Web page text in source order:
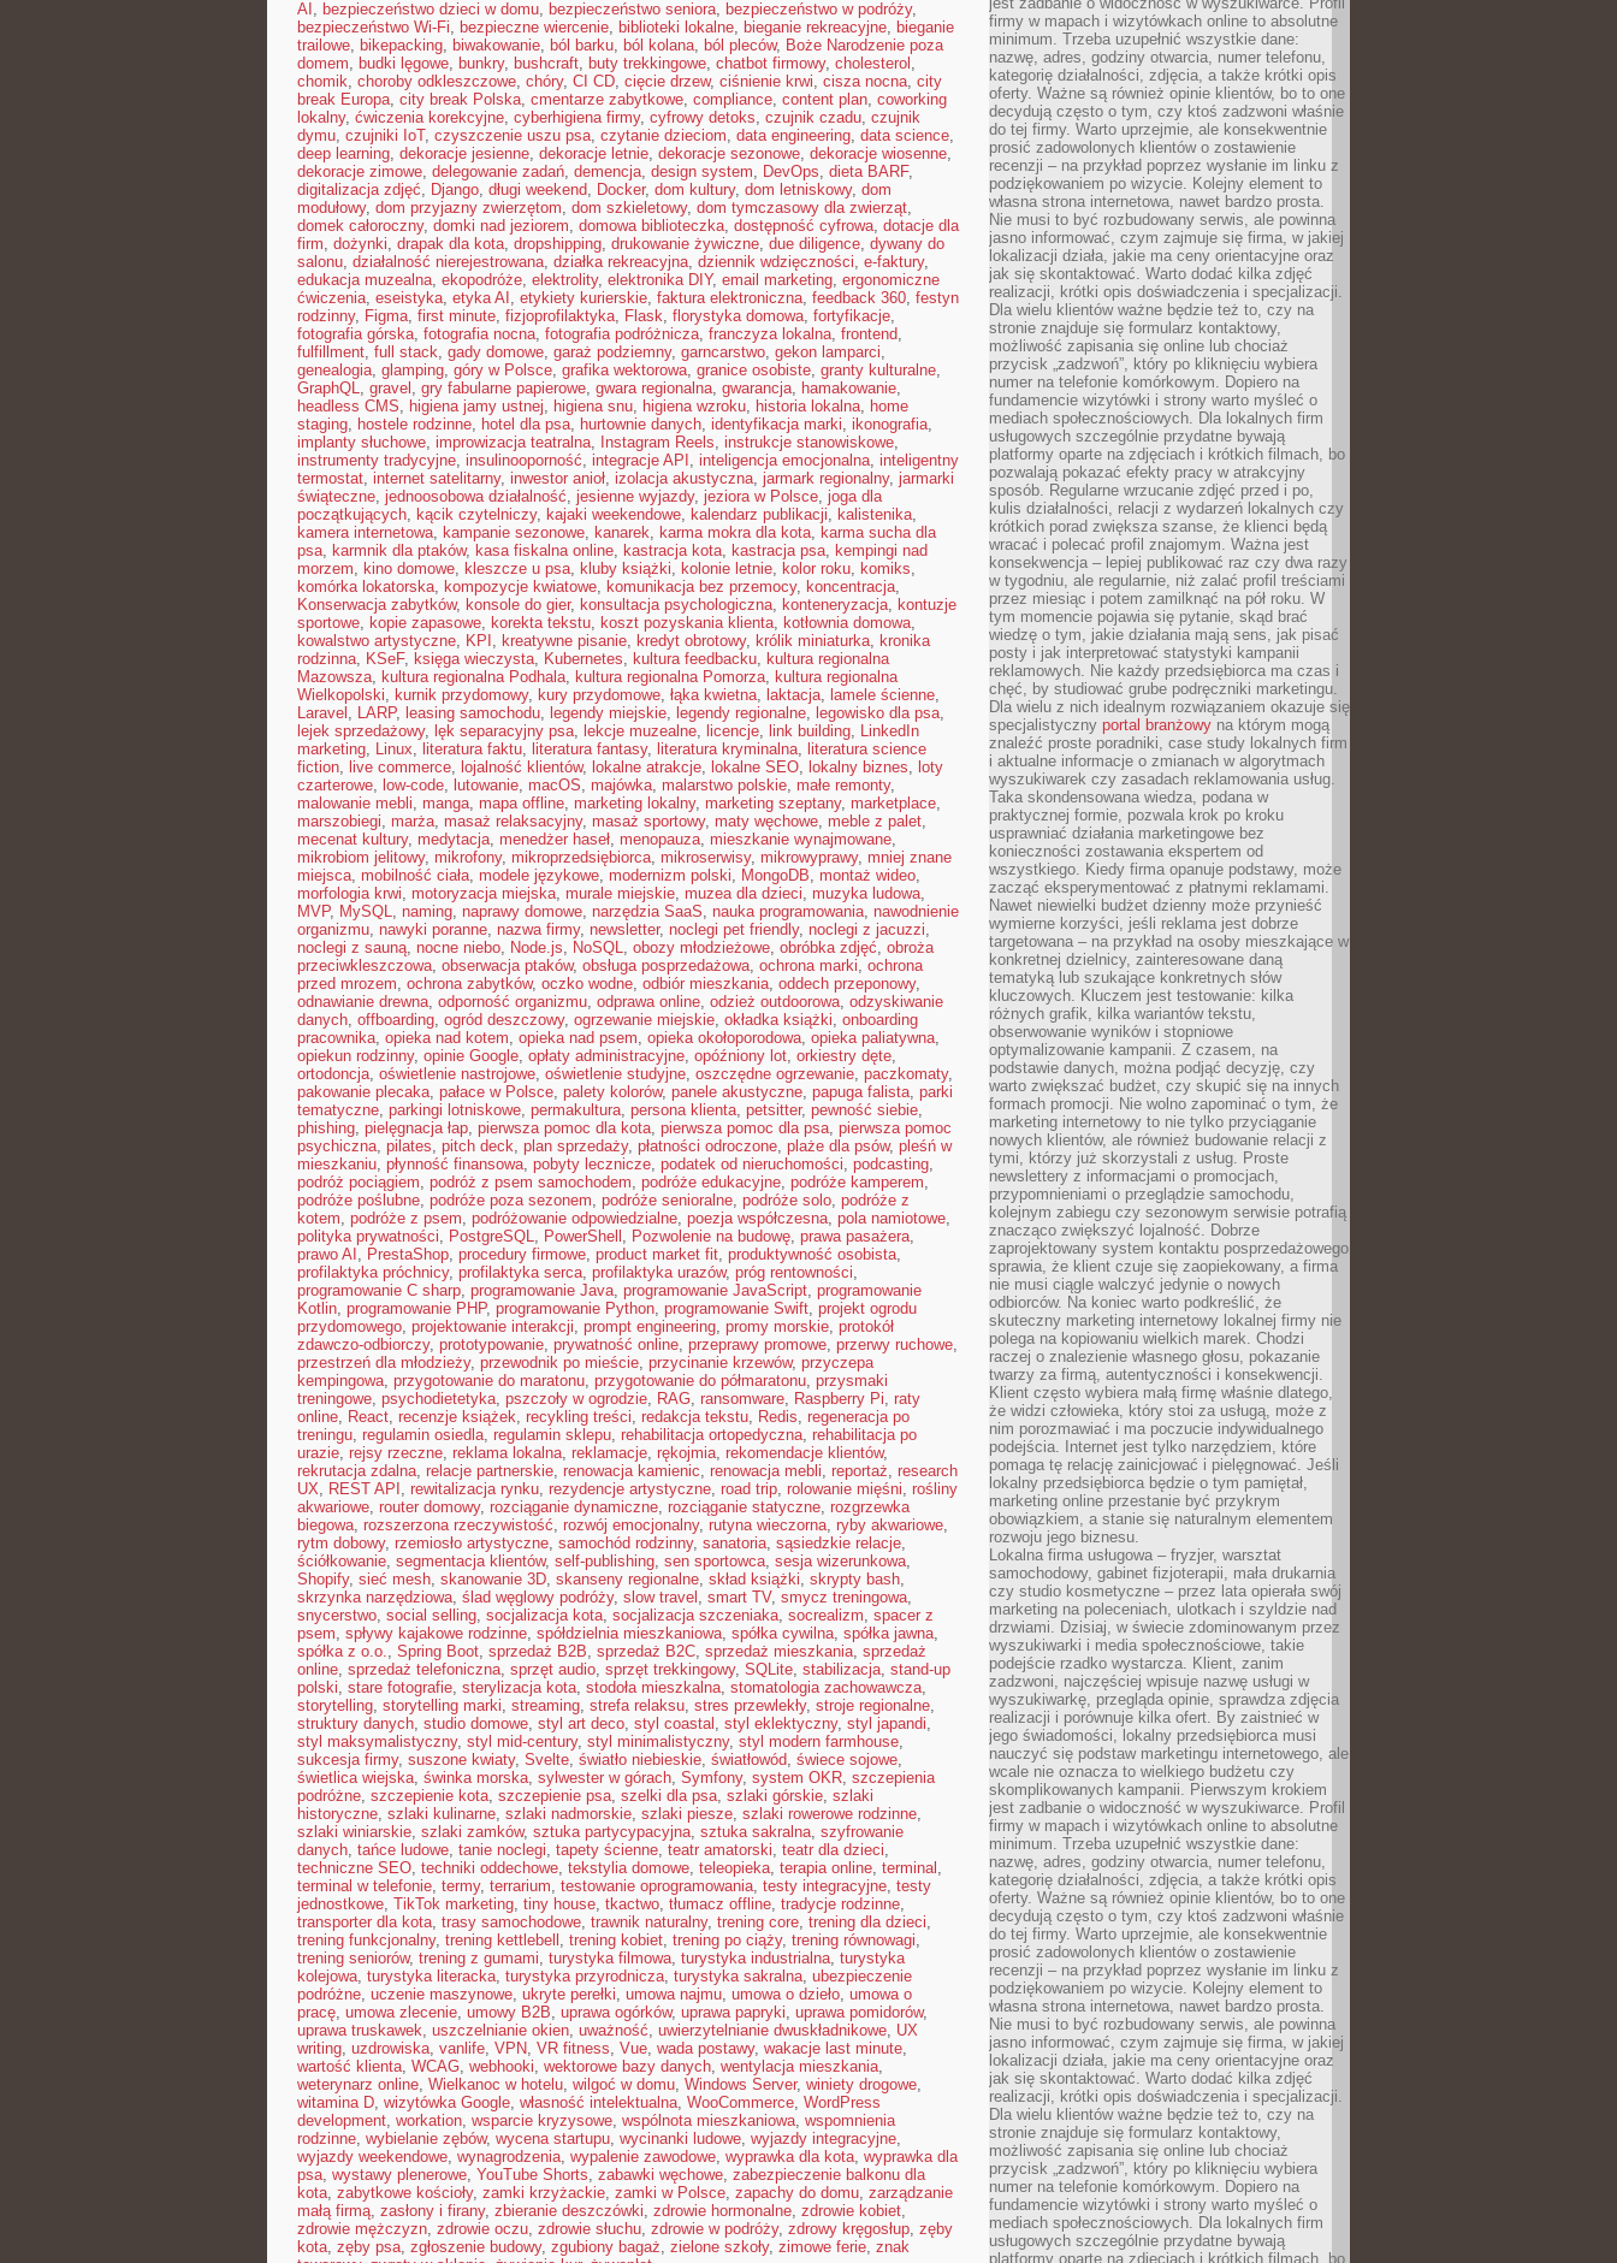
AI , bezpieczeństwo dzieci w domu, bezpieczeństwo seniora, bezpieczeństwo w podróży,
bezpieczeństwo Wi-Fi, bezpieczne wiercenie, biblioteki lokalne, bieganie rekreacyjne, bieganie
trailowe, bikepacking, biwakowanie, ból barku, ból kolana, ból pleców, Boże Narodzenie poza
domem, budki lęgowe, bunkry, bushcraft, buty trekkingowe, chatbot firmowy, cholesterol ,
chomik, choroby odkleszczowe, chóry, CI CD, cięcie drzew, ciśnienie krwi, cisza nocna, city
break Europa, city break Polska, cmentarze zabytkowe, compliance, content plan, coworking
lokalny, ćwiczenia korekcyjne, cyberhigiena firmy, cyfrowy detoks, czujnik czadu, czujnik
dymu, czujniki IoT, czyszczenie uszu psa, czytanie dzieciom, data engineering, data science,
deep learning, dekoracje jesienne, dekoracje letnie, dekoracje sezonowe, dekoracje wiosenne,
dekoracje zimowe, delegowanie zadań, demencja, design system, DevOps, dieta BARF,
digitalizacja zdjęć, Django, długi weekend, Docker, dom kultury, dom letniskowy, dom
modułowy, dom przyjazny zwierzętom, dom szkieletowy, dom tymczasowy dla zwierząt,
domek całoroczny, domki nad jeziorem, domowa biblioteczka, dostępność cyfrowa, dotacje dla
firm, dożynki, drapak dla kota, dropshipping, drukowanie żywiczne, due diligence, dywany do
salonu, działalność nierejestrowana, działka rekreacyjna, dziennik wdzięczności, e-faktury,
edukacja muzealna, ekopodróże, elektrolity, elektronika DIY, email marketing, ergonomiczne
ćwiczenia, eseistyka, etyka AI , etykiety kurierskie, faktura elektroniczna, feedback 360, festyn
rodzinny, Figma, first minute, fizjoprofilaktyka, Flask, florystyka domowa, fortyfikacje,
fotografia górska, fotografia nocna, fotografia podróżnicza, franczyza lokalna, frontend,
fulfillment, full stack, gady domowe, garaż podziemny, garncarstwo, gekon lamparci,
genealogia, glamping, góry w Polsce, grafika wektorowa, granice osobiste, granty kulturalne,
GraphQL, gravel , gry fabularne papierowe, gwara regionalna, gwarancja, hamakowanie,
headless CMS, higiena jamy ustnej, higiena snu, higiena wzroku, historia lokalna, home
staging, hostele rodzinne, hotel dla psa, hurtownie danych, identyfikacja marki, ikonografia,
implanty słuchowe, improwizacja teatralna, Instagram Reels, instrukcje stanowiskowe,
instrumenty tradycyjne, insulinooporność, integracje API , inteligencja emocjonalna, inteligentny
termostat, internet satelitarny, inwestor anioł, izolacja akustyczna, jarmark regionalny, jarmarki
świąteczne, jednoosobowa działalność, jesienne wyjazdy, jeziora w Polsce, joga dla
początkujących, kącik czytelniczy, kajaki weekendowe, kalendarz publikacji, kalistenika,
kamera internetowa, kampanie sezonowe, kanarek, karma mokra dla kota, karma sucha dla
psa, karmnik dla ptaków, kasa fiskalna online, kastracja kota, kastracja psa, kempingi nad
morzem, kino domowe, kleszcze u psa, kluby książki, kolonie letnie, kolor roku, komiks,
komórka lokatorska, kompozycje kwiatowe, komunikacja bez przemocy, koncentracja,
Konserwacja zabytków, konsole do gier, konsultacja psychologiczna, konteneryzacja, kontuzje
sportowe, kopie zapasowe, korekta tekstu, koszt pozyskania klienta, kotłownia domowa,
kowalstwo artystyczne, KPI , kreatywne pisanie, kredyt obrotowy, królik miniaturka, kronika
rodzinna, KSeF, księga wieczysta, Kubernetes, kultura feedbacku, kultura regionalna
Mazowsza, kultura regionalna Podhala, kultura regionalna Pomorza, kultura regionalna
Wielkopolski, kurnik przydomowy, kury przydomowe, łąka kwietna, laktacja, lamele ścienne,
Laravel , LARP, leasing samochodu, legendy miejskie, legendy regionalne, legowisko dla psa,
lejek sprzedażowy, lęk separacyjny psa, lekcje muzealne, licencje, link building, LinkedIn
marketing, Linux, literatura faktu, literatura fantasy, literatura kryminalna, literatura science
fiction, live commerce, lojalność klientów, lokalne atrakcje, lokalne SEO, lokalny biznes, loty
czarterowe, low-code, lutowanie, macOS, majówka, malarstwo polskie, małe remonty,
malowanie mebli, manga, mapa offline, marketing lokalny, marketing szeptany, marketplace,
marszobiegi, marża, masaż relaksacyjny, masaż sportowy, maty węchowe, meble z palet,
mecenat kultury, medytacja, menedżer haseł, menopauza, mieszkanie wynajmowane,
mikrobiom jelitowy, mikrofony, mikroprzedsiębiorca, mikroserwisy, mikrowyprawy, mniej znane
miejsca, mobilność ciała, modele językowe, modernizm polski, MongoDB, montaż wideo,
morfologia krwi, motoryzacja miejska, murale miejskie, muzea dla dzieci, muzyka ludowa,
MVP, MySQL, naming, naprawy domowe, narzędzia SaaS, nauka programowania, nawodnienie
organizmu, nawyki poranne, nazwa firmy, newsletter, noclegi pet friendly, noclegi z jacuzzi,
noclegi z sauną, nocne niebo, Node.js, NoSQL, obozy młodzieżowe, obróbka zdjęć, obroża
przeciwkleszczowa, obserwacja ptaków, obsługa posprzedażowa, ochrona marki, ochrona
przed mrozem, ochrona zabytków, oczko wodne, odbiór mieszkania, oddech przeponowy,
odnawianie drewna, odporność organizmu, odprawa online, odzież outdoorowa, odzyskiwanie
danych, offboarding, ogród deszczowy, ogrzewanie miejskie, okładka książki, onboarding
pracownika, opieka nad kotem, opieka nad psem, opieka okołoporodowa, opieka paliatywna,
opiekun rodzinny, opinie Google, opłaty administracyjne, opóźniony lot, orkiestry dęte,
ortodoncja, oświetlenie nastrojowe, oświetlenie studyjne, oszczędne ogrzewanie, paczkomaty,
pakowanie plecaka, pałace w Polsce, palety kolorów, panele akustyczne, papuga falista, parki
tematyczne, parkingi lotniskowe, permakultura, persona klienta, petsitter, pewność siebie,
phishing, pielęgnacja łap, pierwsza pomoc dla kota, pierwsza pomoc dla psa, pierwsza pomoc
psychiczna, pilates, pitch deck, plan sprzedaży, płatności odroczone, plaże dla psów, pleśń w
mieszkaniu, płynność finansowa, pobyty lecznicze, podatek od nieruchomości, podcasting,
podróż pociągiem, podróż z psem samochodem, podróże edukacyjne, podróże kamperem,
podróże poślubne, podróże poza sezonem, podróże senioralne, podróże solo, podróże z
kotem, podróże z psem, podróżowanie odpowiedzialne, poezja współczesna, pola namiotowe,
polityka prywatności, PostgreSQL, PowerShell , Pozwolenie na budowę, prawa pasażera,
prawo AI , PrestaShop, procedury firmowe, product market fit, produktywność osobista,
profilaktyka próchnicy, profilaktyka serca, profilaktyka urazów, próg rentowności,
programowanie C sharp, programowanie Java, programowanie JavaScript, programowanie
Kotlin, programowanie PHP, programowanie Python, programowanie Swift, projekt ogrodu
przydomowego, projektowanie interakcji, prompt engineering, promy morskie, protokół
zdawczo-odbiorczy, prototypowanie, prywatność online, przeprawy promowe, przerwy ruchowe,
przestrzeń dla młodzieży, przewodnik po mieście, przycinanie krzewów, przyczepa
kempingowa, przygotowanie do maratonu, przygotowanie do półmaratonu, przysmaki
treningowe, psychodietetyka, pszczoły w ogrodzie, RAG, ransomware, Raspberry Pi, raty
online, React, recenzje książek, recykling treści, redakcja tekstu, Redis, regeneracja po
treningu, regulamin osiedla, regulamin sklepu, rehabilitacja ortopedyczna, rehabilitacja po
urazie, rejsy rzeczne, reklama lokalna, reklamacje, rękojmia, rekomendacje klientów,
rekrutacja zdalna, relacje partnerskie, renowacja kamienic, renowacja mebli, reportaż, research
UX, REST API , rewitalizacja rynku, rezydencje artystyczne, road trip, rolowanie mięśni, rośliny
akwariowe, router domowy, rozciąganie dynamiczne, rozciąganie statyczne, rozgrzewka
biegowa, rozszerzona rzeczywistość, rozwój emocjonalny, rutyna wieczorna, ryby akwariowe,
rytm dobowy, rzemiosło artystyczne, samochód rodzinny, sanatoria, sąsiedzkie relacje,
ściółkowanie, segmentacja klientów, self-publishing, sen sportowca, sesja wizerunkowa,
Shopify, sieć mesh, skanowanie 3D, skanseny regionalne, skład książki, skrypty bash,
skrzynka narzędziowa, ślad węglowy podróży, slow travel , smart TV, smycz treningowa,
snycerstwo, social selling, socjalizacja kota, socjalizacja szczeniaka, socrealizm, spacer z
psem, spływy kajakowe rodzinne, spółdzielnia mieszkaniowa, spółka cywilna, spółka jawna,
spółka z o.o., Spring Boot, sprzedaż B2B, sprzedaż B2C, sprzedaż mieszkania, sprzedaż
online, sprzedaż telefoniczna, sprzęt audio, sprzęt trekkingowy, SQLite, stabilizacja, stand-up
polski, stare fotografie, sterylizacja kota, stodoła mieszkalna, stomatologia zachowawcza,
storytelling, storytelling marki, streaming, strefa relaksu, stres przewlekły, stroje regionalne,
struktury danych, studio domowe, styl art deco, styl coastal , styl eklektyczny, styl japandi,
styl maksymalistyczny, styl mid-century, styl minimalistyczny, styl modern farmhouse,
sukcesja firmy, suszone kwiaty, Svelte, światło niebieskie, światłowód, świece sojowe,
świetlica wiejska, świnka morska, sylwester w górach, Symfony, system OKR, szczepienia
podróżne, szczepienie kota, szczepienie psa, szelki dla psa, szlaki górskie, szlaki
historyczne, szlaki kulinarne, szlaki nadmorskie, szlaki piesze, szlaki rowerowe rodzinne,
szlaki winiarskie, szlaki zamków, sztuka partycypacyjna, sztuka sakralna, szyfrowanie
danych, tańce ludowe, tanie noclegi, tapety ścienne, teatr amatorski, teatr dla dzieci,
techniczne SEO, techniki oddechowe, tekstylia domowe, teleopieka, terapia online, terminal ,
terminal w telefonie, termy, terrarium, testowanie oprogramowania, testy integracyjne, testy
jednostkowe, TikTok marketing, tiny house, tkactwo, tłumacz offline, tradycje rodzinne,
transporter dla kota, trasy samochodowe, trawnik naturalny, trening core, trening dla dzieci,
trening funkcjonalny, trening kettlebell , trening kobiet, trening po ciąży, trening równowagi,
trening seniorów, trening z gumami, turystyka filmowa, turystyka industrialna, turystyka
kolejowa, turystyka literacka, turystyka przyrodnicza, turystyka sakralna, ubezpieczenie
podróżne, uczenie maszynowe, ukryte perełki, umowa najmu, umowa o dzieło, umowa o
pracę, umowa zlecenie, umowy B2B, uprawa ogórków, uprawa papryki, uprawa pomidorów,
uprawa truskawek, uszczelnianie okien, uważność, uwierzytelnianie dwuskładnikowe, UX
writing, uzdrowiska, vanlife, VPN, VR fitness, Vue, wada postawy, wakacje last minute,
wartość klienta, WCAG, webhooki, wektorowe bazy danych, wentylacja mieszkania,
weterynarz online, Wielkanoc w hotelu, wilgoć w domu, Windows Server, winiety drogowe,
witamina D, wizytówka Google, własność intelektualna, WooCommerce, WordPress
development, workation, wsparcie kryzysowe, wspólnota mieszkaniowa, wspomnienia
rodzinne, wybielanie zębów, wycena startupu, wycinanki ludowe, wyjazdy integracyjne,
wyjazdy weekendowe, wynagrodzenia, wypalenie zawodowe, wyprawka dla kota, wyprawka dla
psa, wystawy plenerowe, YouTube Shorts, zabawki węchowe, zabezpieczenie balkonu dla
kota, zabytkowe kościoły, zamki krzyżackie, zamki w Polsce, zapachy do domu, zarządzanie
małą firmą, zasłony i firany, zbieranie deszczówki, zdrowie hormonalne, zdrowie kobiet,
zdrowie mężczyzn, zdrowie oczu, zdrowie słuchu, zdrowie w podróży, zdrowy kręgosłup, zęby
kota, zęby psa, zgłoszenie budowy, zgubiony bagaż, zielone szkoły, zimowe ferie, znak
firmy w mapach i wizytówkach online to absolutne
minimum. Trzeba uzupełnić wszystkie dane:
nazwę, adres, godziny otwarcia, numer telefonu,
kategorię działalności, zdjęcia, a także krótki opis
oferty. Ważne są również opinie klientów, bo to one
decydują często o tym, czy ktoś zadzwoni właśnie
do tej firmy. Warto uprzejmie, ale konsekwentnie
prosić zadowolonych klientów o zostawienie
recenzji – na przykład poprzez wysłanie im linku z
podziękowaniem po wizycie. Kolejny element to
własna strona internetowa, nawet bardzo prosta.
Nie musi to być rozbudowany serwis, ale powinna
jasno informować, czym zajmuje się firma, w jakiej
lokalizacji działa, jakie ma ceny orientacyjne oraz
jak się skontaktować. Warto dodać kilka zdjęć
realizacji, krótki opis doświadczenia i specjalizacji.
Dla wielu klientów ważne będzie też to, czy na
stronie znajduje się formularz kontaktowy,
możliwość zapisania się online lub chociaż
przycisk „zadzwoń”, który po kliknięciu wybiera
numer na telefonie komórkowym. Dopiero na
fundamencie wizytówki i strony warto myśleć o
mediach społecznościowych. Dla lokalnych firm
usługowych szczególnie przydatne bywają
platformy oparte na zdjęciach i krótkich filmach, bo
pozwalają pokazać efekty pracy w atrakcyjny
sposób. Regularne wrzucanie zdjęć przed i po,
kulis działalności, relacji z wydarzeń lokalnych czy
krótkich porad zwiększa szanse, że klienci będą
wracać i polecać profil znajomym. Ważna jest
konsekwencja – lepiej publikować raz czy dwa razy
w tygodniu, ale regularnie, niż zalać profil treściami
przez miesiąc i potem zamilknąć na pół roku. W
tym momencie pojawia się pytanie, skąd brać
wiedzę o tym, jakie działania mają sens, jak pisać
posty i jak interpretować statystyki kampanii
reklamowych. Nie każdy przedsiębiorca ma czas i
chęć, by studiować grube podręczniki marketingu.
Dla wielu z nich idealnym rozwiązaniem okazuje się
specjalistyczny portal branżowy na którym mogą
znaleźć proste poradniki, case study lokalnych firm
i aktualne informacje o zmianach w algorytmach
wyszukiwarek czy zasadach reklamowania usług.
Taka skondensowana wiedza, podana w
praktycznej formie, pozwala krok po kroku
usprawniać działania marketingowe bez
konieczności zostawania ekspertem od
wszystkiego. Kiedy firma opanuje podstawy, może
zacząć eksperymentować z płatnymi reklamami.
Nawet niewielki budżet dzienny może przynieść
wymierne korzyści, jeśli reklama jest dobrze
targetowana – na przykład na osoby mieszkające w
konkretnej dzielnicy, zainteresowane daną
tematyką lub szukające konkretnych słów
kluczowych. Kluczem jest testowanie: kilka
różnych grafik, kilka wariantów tekstu,
obserwowanie wyników i stopniowe
optymalizowanie kampanii. Z czasem, na
podstawie danych, można podjąć decyzję, czy
warto zwiększać budżet, czy skupić się na innych
formach promocji. Nie wolno zapominać o tym, że
marketing internetowy to nie tylko przyciąganie
nowych klientów, ale również budowanie relacji z
tymi, którzy już skorzystali z usług. Proste
newslettery z informacjami o promocjach,
przypomnieniami o przeglądzie samochodu,
kolejnym zabiegu czy sezonowym serwisie potrafią
znacząco zwiększyć lojalność. Dobrze
zaprojektowany system kontaktu posprzedażowego
sprawia, że klient czuje się zaopiekowany, a firma
nie musi ciągle walczyć jedynie o nowych
odbiorców. Na koniec warto podkreślić, że
skuteczny marketing internetowy lokalnej firmy nie
polega na kopiowaniu wielkich marek. Chodzi
raczej o znalezienie własnego głosu, pokazanie
twarzy za firmą, autentyczności i konsekwencji.
Klient często wybiera małą firmę właśnie dlatego,
że widzi człowieka, który stoi za usługą, może z
nim porozmawiać i ma poczucie indywidualnego
podejścia. Internet jest tylko narzędziem, które
pomaga tę relację zainicjować i pielęgnować. Jeśli
lokalny przedsiębiorca będzie o tym pamiętał,
marketing online przestanie być przykrym
obowiązkiem, a stanie się naturalnym elementem
rozwoju jego biznesu.
Lokalna firma usługowa – fryzjer, warsztat
samochodowy, gabinet fizjoterapii, mała drukarnia
czy studio kosmetyczne – przez lata opierała swój
marketing na poleceniach, ulotkach i szyldzie nad
drzwiami. Dzisiaj, w świecie zdominowanym przez
wyszukiwarki i media społecznościowe, takie
podejście rzadko wystarcza. Klient, zanim
zadzwoni, najczęściej wpisuje nazwę usługi w
wyszukiwarkę, przegląda opinie, sprawdza zdjęcia
realizacji i porównuje kilka ofert. By zaistnieć w
jego świadomości, lokalny przedsiębiorca musi
nauczyć się podstaw marketingu internetowego, ale
wcale nie oznacza to wielkiego budżetu czy
skomplikowanych kampanii. Pierwszym krokiem
jest zadbanie o widoczność w wyszukiwarce. Profil
firmy w mapach i wizytówkach online to absolutne
minimum. Trzeba uzupełnić wszystkie dane:
nazwę, adres, godziny otwarcia, numer telefonu,
kategorię działalności, zdjęcia, a także krótki opis
oferty. Ważne są również opinie klientów, bo to one
decydują często o tym, czy ktoś zadzwoni właśnie
do tej firmy. Warto uprzejmie, ale konsekwentnie
prosić zadowolonych klientów o zostawienie
recenzji – na przykład poprzez wysłanie im linku z
podziękowaniem po wizycie. Kolejny element to
własna strona internetowa, nawet bardzo prosta.
Nie musi to być rozbudowany serwis, ale powinna
jasno informować, czym zajmuje się firma, w jakiej
lokalizacji działa, jakie ma ceny orientacyjne oraz
jak się skontaktować. Warto dodać kilka zdjęć
realizacji, krótki opis doświadczenia i specjalizacji.
Dla wielu klientów ważne będzie też to, czy na
stronie znajduje się formularz kontaktowy,
możliwość zapisania się online lub chociaż
przycisk „zadzwoń”, który po kliknięciu wybiera
numer na telefonie komórkowym. Dopiero na
fundamencie wizytówki i strony warto myśleć o
mediach społecznościowych. Dla lokalnych firm
usługowych szczególnie przydatne bywają
platformy oparte na zdjęciach i krótkich filmach, bo